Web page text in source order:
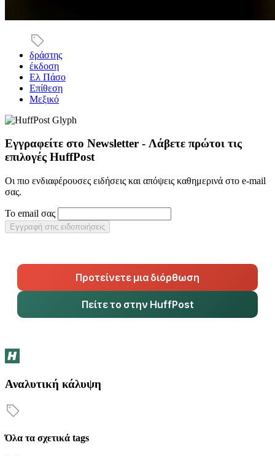
δράστης
έκδοση
Ελ Πάσο
Επίθεση
Μεξικό
Εγγραφείτε στο Newsletter - Λάβετε πρώτοι τις
επιλογές HuffPost
Οι πιο ενδιαφέρουσες ειδήσεις και απόψεις καθημερινά στο e-mail
σας.
Το email σας
Εγγραφή στις ειδοποιήσεις
Προτείνετε μια διόρθωση
Πείτε το στην HuffPost
Αναλυτική κάλυψη
Όλα τα σχετικά tags